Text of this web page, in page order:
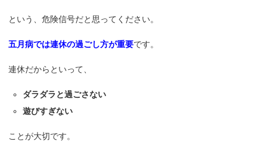
という、危険信号だと思ってください。
五月病では連休の過ごし方が重要です。
連休だからといって、
ダラダラと過ごさない
遊びすぎない
ことが大切です。